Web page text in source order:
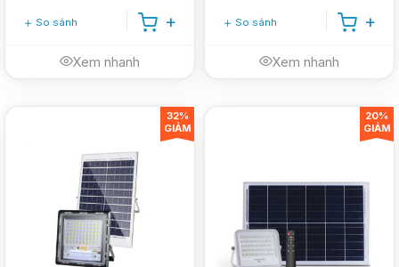
So sánh
Xem nhanh
So sánh
Xem nhanh
32%
GIẢM
20%
GIẢM